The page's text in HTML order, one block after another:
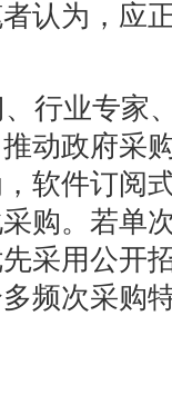
认为，应
行业专家
动政府采
软件订阅
购。若单
采用公开
频次采购